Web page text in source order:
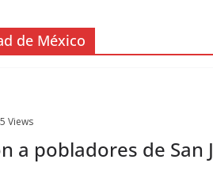
de México
Views
a pobladores de San